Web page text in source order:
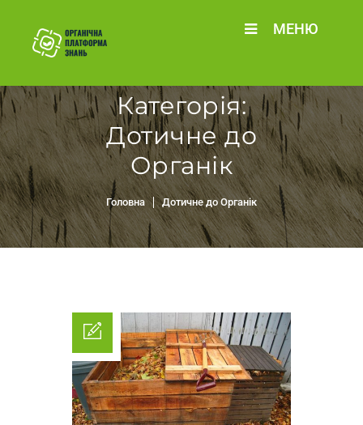
МЕНЮ
Категорія:
Дотичне до
Органік
Головна Дотичне до Органік